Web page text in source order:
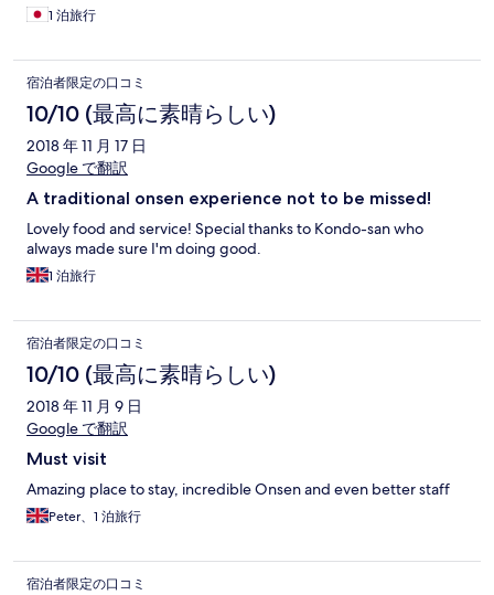
1 泊旅行
宿泊者限定の口コミ
10/10 (最高に素晴らしい)
2018 年 11 月 17 日
Google で翻訳
A traditional onsen experience not to be missed!
Lovely food and service! Special thanks to Kondo-san who
always made sure I'm doing good.
1 泊旅行
宿泊者限定の口コミ
10/10 (最高に素晴らしい)
2018 年 11 月 9 日
Google で翻訳
Must visit
Amazing place to stay, incredible Onsen and even better staff
Peter、1 泊旅行
宿泊者限定の口コミ